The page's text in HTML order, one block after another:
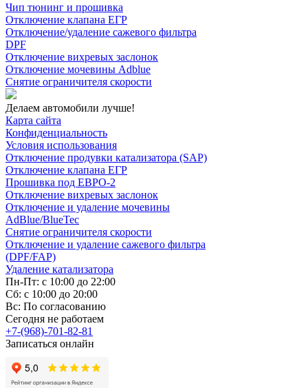
Чип тюнинг и прошивка
Отключение клапана ЕГР
Отключение/удаление сажевого фильтра
DPF
Отключение вихревых заслонок
Отключение мочевины Adblue
Снятие ограничителя скорости
Делаем автомобили лучше!
Карта сайта
Конфиденциальность
Условия использования
Отключение продувки катализатора (SAP)
Отключение клапана ЕГР
Прошивка под ЕВРО-2
Отключение вихревых заслонок
Отключение и удаление мочевины
AdBlue/BlueTec
Снятие ограничителя скорости
Отключение и удаление сажевого фильтра
(DPF/FAP)
Удаление катализатора
Пн-Пт: с 10:00 до 22:00
Сб: с 10:00 до 20:00
Вс: По согласованию
Сегодня не работаем
+7-(968)-701-82-81
Записаться онлайн